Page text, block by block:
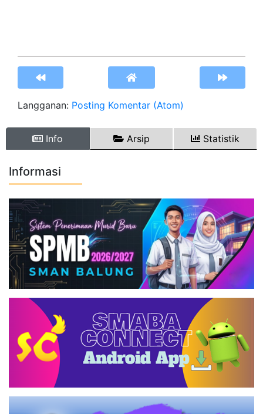
Langganan: Posting Komentar (Atom)
Info Arsip Statistik
Informasi